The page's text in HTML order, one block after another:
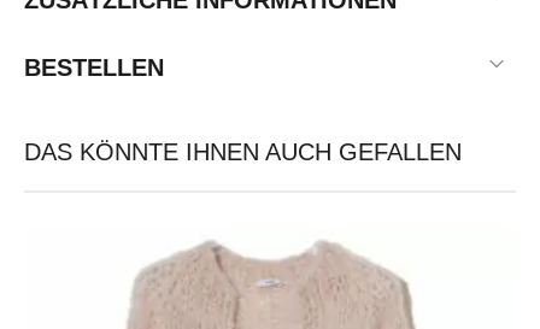
BESTELLEN
DAS KÖNNTE IHNEN AUCH GEFALLEN